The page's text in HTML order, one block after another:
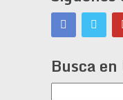
Busca